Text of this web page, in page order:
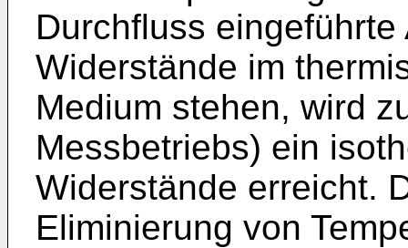
Durchfluss
Widerstände im
Medium stehen, wird
Messbetriebs) ein
Widerstände erreicht.
Eliminierung von